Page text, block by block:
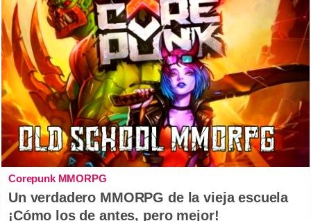
Corepunk MMORPG
Un verdadero MMORPG de la vieja escuela
¡Cómo los de antes, pero mejor!